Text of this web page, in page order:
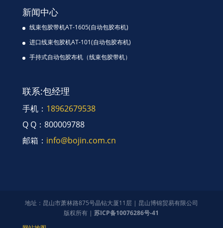
新闻中心
线束包胶带机AT-1605(自动包胶布机)
进口线束包胶机AT-101(自动包胶布机)
手持式自动包胶布机（线束包胶带机）
联系:包经理
手机： 18962679538
Q Q：800009788
邮箱： info@bojin.com.cn
地址：昆山市萧林路875号晶钻大厦11层 | 昆山博锦贸易有限公司
版权所有 |苏ICP备10076286号-41